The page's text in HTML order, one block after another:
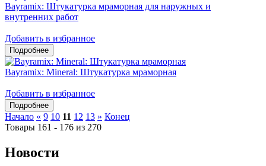
Bayramix: Штукатурка мраморная для наружных и
внутренних работ
Добавить в избранное
Bayramix: Mineral: Штукатурка мраморная
Добавить в избранное
Начало « 9 10 11 12 13 » Конец
Товары 161 - 176 из 270
Новости